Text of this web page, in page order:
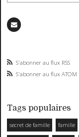
S'abonner au flux RSS
S'abonner au flux ATOM
Tags populaires
secret de famille famille